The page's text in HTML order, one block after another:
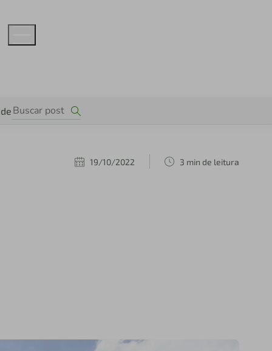
19/10/2022 3 min de leitura